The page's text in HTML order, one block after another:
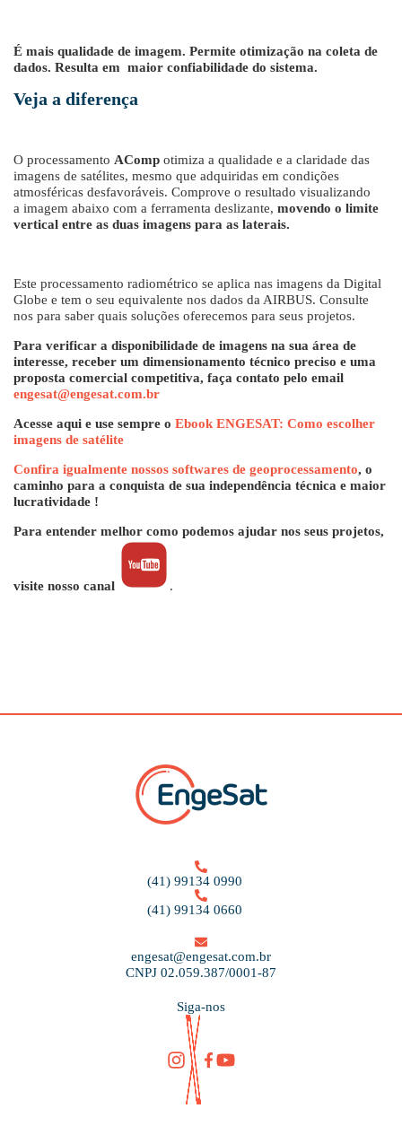
É mais qualidade de imagem. Permite otimização na coleta de
dados. Resulta em maior confiabilidade do sistema.
Veja a diferença
O processamento AComp otimiza a qualidade e a claridade das
imagens de satélites, mesmo que adquiridas em condições
atmosféricas desfavoráveis. Comprove o resultado visualizando
a imagem abaixo com a ferramenta deslizante, movendo o limite
vertical entre as duas imagens para as laterais.
Este processamento radiométrico se aplica nas imagens da Digital
Globe e tem o seu equivalente nos dados da AIRBUS. Consulte
nos para saber quais soluções oferecemos para seus projetos.
Para verificar a disponibilidade de imagens na sua área de
interesse, receber um dimensionamento técnico preciso e uma
proposta comercial competitiva, faça contato pelo email
engesat@engesat.com.br
Acesse aqui e use sempre o Ebook ENGESAT: Como escolher
imagens de satélite
Confira igualmente nossos softwares de geoprocessamento, o
caminho para a conquista de sua independência técnica e maior
lucratividade !
Para entender melhor como podemos ajudar nos seus projetos,
visite nosso canal .
(41) 99134 0990
(41) 99134 0660
engesat@engesat.com.br
CNPJ 02.059.387/0001-87
Siga-nos